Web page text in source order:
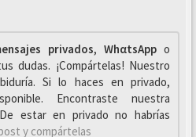
privados, WhαtsAppo
dudas. ¡Compártelas! Nuestro
Si lo haces en privado,
Encontraste nuestra
estar en privado no habrías
y compártelas